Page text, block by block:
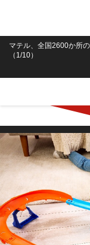
マテル、全国2600か所
（1/10）